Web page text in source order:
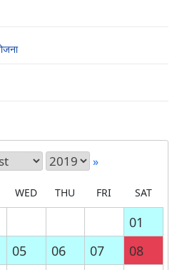
»
WED THU FRI SAT
01
05 06 07
08